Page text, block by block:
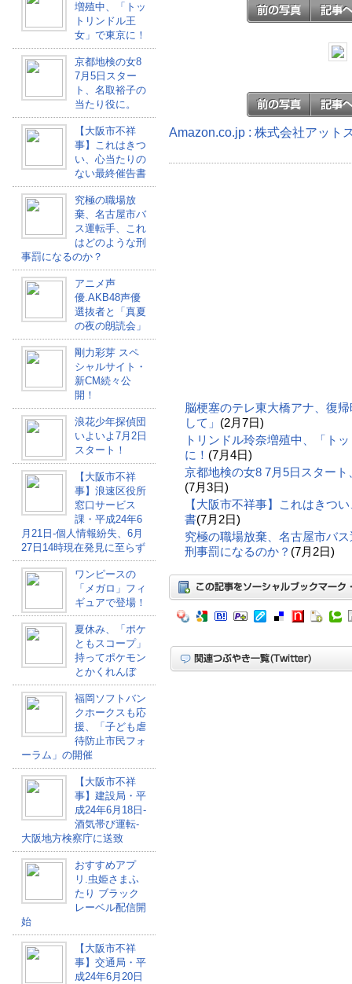
増殖中、「トッ
トリンドル王
女」で東京に！
京都地検の女8
7月5日スター
ト、名取裕子の
当たり役に。
【大阪市不祥
事】これはきつ
い、心当たりの
ない最終催告書
究極の職場放
棄、名古屋市バ
ス運転手、これ
はどのような刑
事罰になるのか？
アニメ声
優.AKB48声優
選抜者と「真夏
の夜の朗読会」
剛力彩芽 スペ
シャルサイト・
新CM続々公
開！
浪花少年探偵団
いよいよ7月2日
スタート！
【大阪市不祥
事】浪速区役所
窓口サービス
課・平成24年6
月21日-個人情報紛失、6月
27日14時現在発見に至らず
ワンピースの
「メガロ」フィ
ギュアで登場！
夏休み、「ポケ
ともスコープ」
持ってポケモン
とかくれんぼ
福岡ソフトバン
クホークスも応
援、「子ども虐
待防止市民フォ
ーラム」の開催
【大阪市不祥
事】建設局・平
成24年6月18日-
酒気帯び運転-
大阪地方検察庁に送致
おすすめアプ
リ.虫姫さまふ
たり ブラック
レーベル配信開
始
【大阪市不祥
事】交通局・平
成24年6月20日
Amazon.co.jp : 株式会社アット
脳梗塞のテレ東大橋アナ、復
して」 (2月7日)
トリンドル玲奈増殖中、「ト
に！ (7月4日)
京都地検の女8 7月5日スター
(7月3日)
【大阪市不祥事】これはきつ
書(7月2日)
究極の職場放棄、名古屋市バ
刑事罰になるのか？ (7月2日)